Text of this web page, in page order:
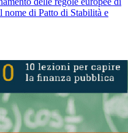
nome di Patto di Stabilità e